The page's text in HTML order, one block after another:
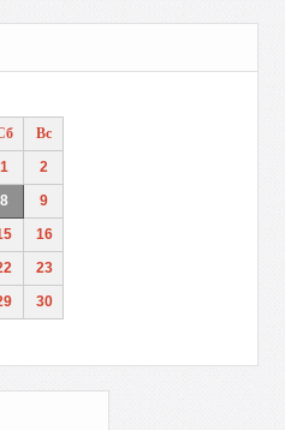
Вс
1
2
8
9
16
23
30